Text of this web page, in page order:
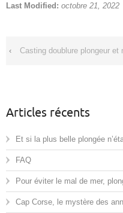
Last Modified: octobre 21, 2022
‹ Casting doublure plongeur et
Articles récents
Et si la plus belle plongée
FAQ
Pour éviter le mal de mer,
Cap Corse, le mystère des